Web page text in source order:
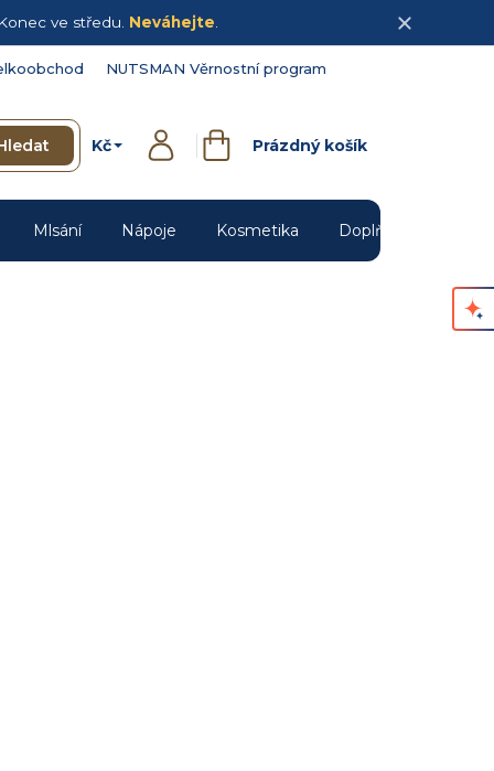
ve středu. Neváhejte
NUTSMAN Věrnostní program
Kč
PřihlášeníNákupní
Prázdný košík
Mlsání Nápoje Kosmetika Doplňky